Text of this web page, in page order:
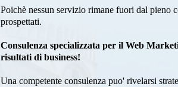
Poichè nessun servizio rimane fuori dal pieno
prospettati.
Consulenza specializzata per il Web
risultati di business!
Una competente consulenza puo' rivelarsi